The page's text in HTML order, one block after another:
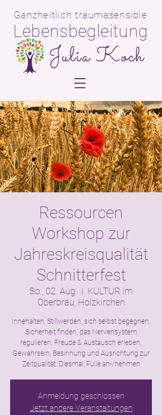
Ganzheitlich traumasensible
Lebensbegleitung
Julia Koch
Ressourcen
Workshop zur
Jahreskreisqualität
Schnitterfest
So., 02. Aug.
  |
KULTUR im
Oberbräu, Holzkirchen
Innehalten, Stillwerden, sich selbst begegnen,
Sicherheit finden, das Nervensystem
regulieren, Freude & Austausch erleben,
Gewahrsein, Besinnung und Ausrichtung zur
Zeitqualität. Diesmal: Fülle an-/nehmen
Anmeldung geschlossen
Jetzt andere Veranstaltungen